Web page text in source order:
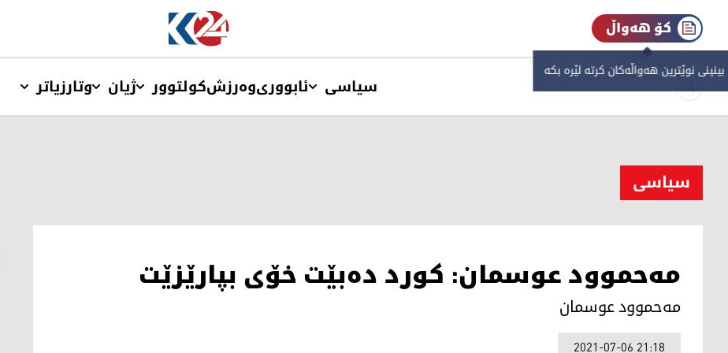
کۆ هەواڵ
نوێترین هەواڵەکان کرتە لێرە بکە
سیاسی ئابووریوەرزشکولتوور ژیان وتارزیاتر
سیاسی
مه‌حموود عوسمان: كورد ده‌بێت خۆی بپارێزێت
مه‌حموود عوسمان
2021-07-06 21:18